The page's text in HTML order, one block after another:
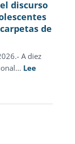
discurso
de
A diez
Lee